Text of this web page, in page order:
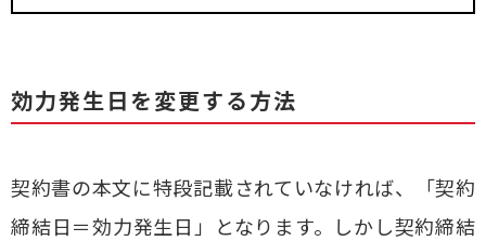
効力発生日を変更する方法
契約書の本文に特段記載されていなければ、「契約
締結日＝効力発生日」となります。しかし契約締結